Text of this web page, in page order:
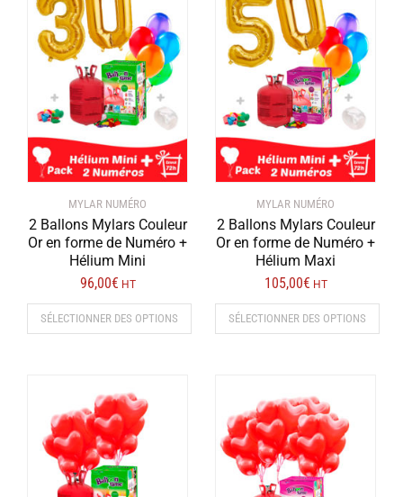
MYLAR NUMÉRO
2 Ballons Mylars Couleur
Or en forme de Numéro +
Hélium Mini
96,00€ HT
SÉLECTIONNER DES OPTIONS
MYLAR NUMÉRO
2 Ballons Mylars Couleur
Or en forme de Numéro +
Hélium Maxi
105,00€ HT
SÉLECTIONNER DES OPTIONS